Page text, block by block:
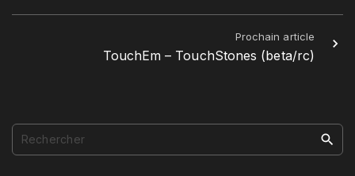
Prochain article
TouchEm – TouchStones (beta/rc)
S